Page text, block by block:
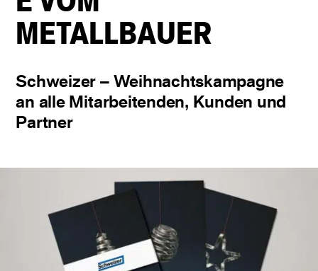
METALLBAUER
Schweizer – Weihnachtskampagne
an alle Mitarbeitenden, Kunden und
Partner